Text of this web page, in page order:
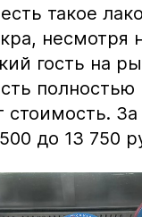
такое
несмотря
гость на
полностью
стоимость.
до 13 750